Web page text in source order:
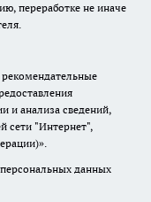
переработке не иначе
и анализа сведений,
сети "Интернет",
данных